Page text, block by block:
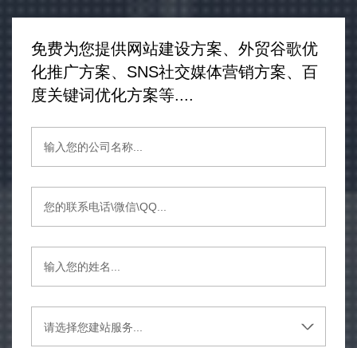
免费为您提供网站建设方案、外贸谷歌优
化推广方案、SNS社交媒体营销方案、百
度关键词优化方案等....